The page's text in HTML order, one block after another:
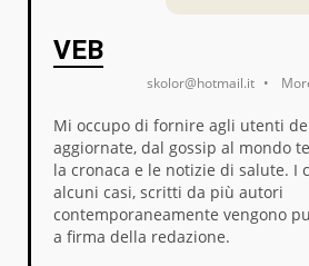
VEB
skolor@hotmail.it •
Mi occupo di fornire agli utenti
aggiornate, dal gossip al mondo
la cronaca e le notizie di salute. I
alcuni casi, scritti da più autori
contemporaneamente vengono
a firma della redazione.